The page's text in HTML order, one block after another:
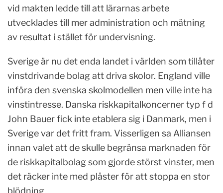
vid makten ledde till att lärarnas arbete
utvecklades till mer administration och mätning
av resultat i stället för undervisning.
Sverige är nu det enda landet i världen som tillåter
vinstdrivande bolag att driva skolor. England ville
införa den svenska skolmodellen men ville inte ha
vinstintresse. Danska riskkapitalkoncerner typ f d
John Bauer fick inte etablera sig i Danmark, men i
Sverige var det fritt fram. Visserligen sa Alliansen
innan valet att de skulle begränsa marknaden för
de riskkapitalbolag som gjorde störst vinster, men
det räcker inte med plåster för att stoppa en stor